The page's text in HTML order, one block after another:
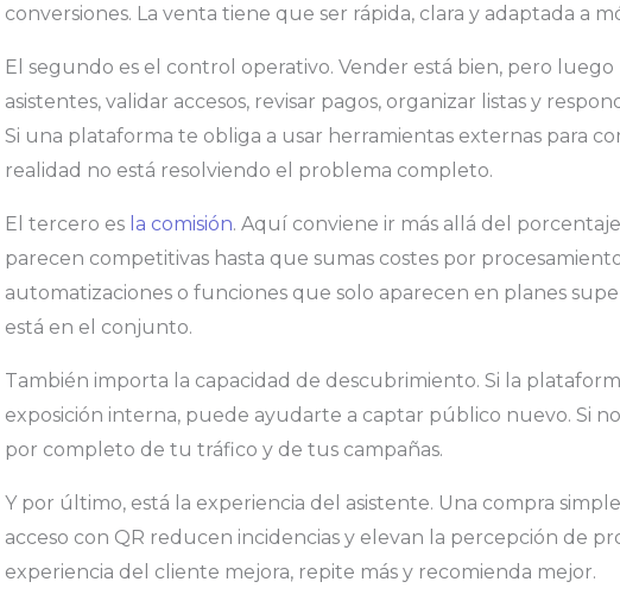
conversiones. La venta tiene que ser rápida, clara y adaptada a
El segundo es el control operativo. Vender está bien, pero
asistentes, validar accesos, revisar pagos, organizar listas y
Si una plataforma te obliga a usar herramientas externas para
realidad no está resolviendo el problema completo.
El tercero es la comisión. Aquí conviene ir más allá del
parecen competitivas hasta que sumas costes por
automatizaciones o funciones que solo aparecen en planes
está en el conjunto.
También importa la capacidad de descubrimiento. Si la
exposición interna, puede ayudarte a captar público nuevo. Si
por completo de tu tráfico y de tus campañas.
Y por último, está la experiencia del asistente. Una compra
acceso con QR reducen incidencias y elevan la percepción de
experiencia del cliente mejora, repite más y recomienda mejor.